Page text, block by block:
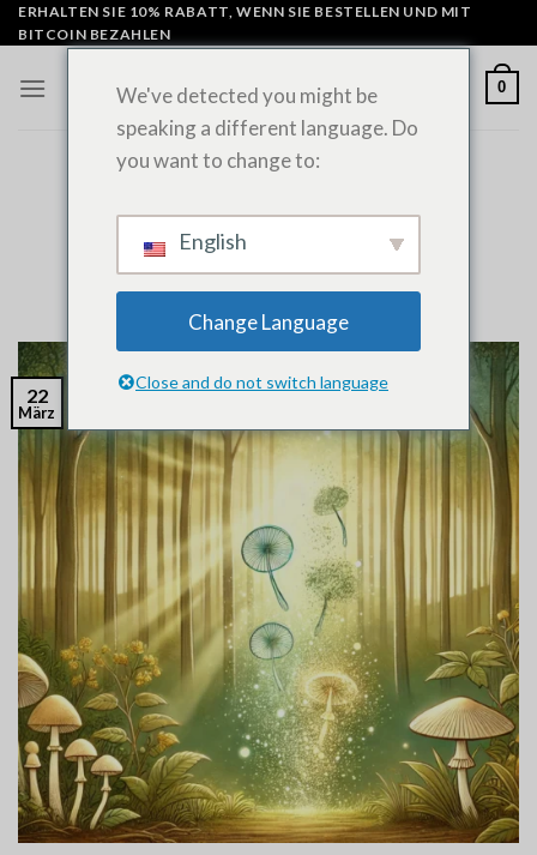
Zum
Inhalt
ERHALTEN SIE 10% RABATT, WENN SIE BESTELLEN UND MIT
BITCOIN BEZAHLEN
0
ALLGEMEINE NACHRICHTEN
Entgiftung und -Entzug
22
März
We've detected you might be
speaking a different language. Do
you want to change to:
English
Change Language
Close and do not switch language